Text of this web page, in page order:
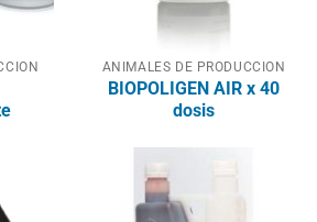
ANIMALES DE PRODUCCION
BIOPOLIGEN AIR x 40
dosis